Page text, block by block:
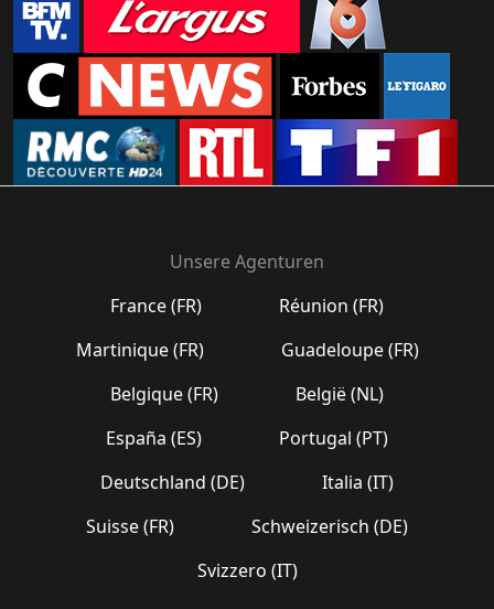
Unsere Agenturen
France (FR)
Réunion (FR)
Martinique (FR)
Guadeloupe (FR)
Belgique (FR)
België (NL)
España (ES)
Portugal (PT)
Deutschland (DE)
Italia (IT)
Suisse (FR)
Schweizerisch (DE)
Svizzero (IT)